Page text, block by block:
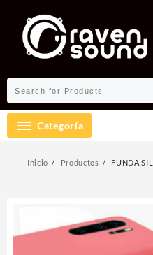
contenido
Categoría
Inicio Productos
FUNDA